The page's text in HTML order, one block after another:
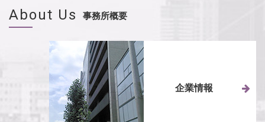
About Us 事務所概要
企業情報